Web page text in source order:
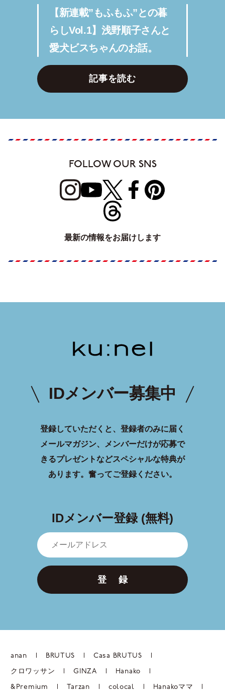
【新連載”もふもふ”との暮
らしVol.1】浅野順子さんと
愛犬ビスちゃんのお話。
記事を読む
FOLLOW OUR SNS
最新の情報をお届けします
IDメンバー募集中
登録していただくと、登録者のみに届く
メールマガジン、メンバーだけが応募で
きるプレゼントなどスペシャルな特典が
あります。 奮ってご登録ください。
IDメンバー登録 (無料)
登 録
anan BRUTUS Casa BRUTUS
クロワッサン GINZA Hanako
&Premium Tarzan colocal Hanakoママ